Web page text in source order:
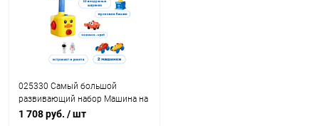
025330 Самый большой
развивающий набор Машина на
воздушном шаре Power Balloon
1 708 руб. / шт